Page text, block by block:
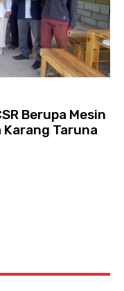
Berupa Mesin
Karang Taruna